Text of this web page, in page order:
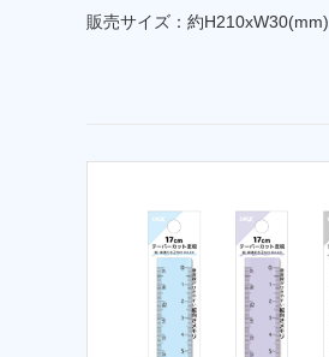
販売サイズ：約H210xW30(mm)